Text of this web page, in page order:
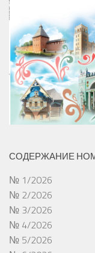
СОДЕРЖАНИЕ
№ 1/2026
№ 2/2026
№ 3/2026
№ 4/2026
№ 5/2026